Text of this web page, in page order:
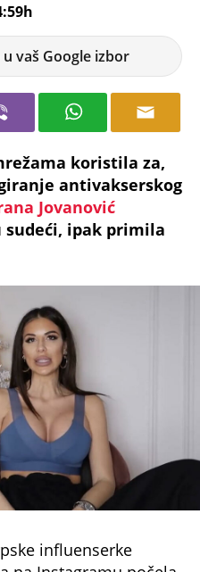
vaš Google izbor
koristila za,
antivakserskog
Jovanović
sudeći, ipak primila
influenserke